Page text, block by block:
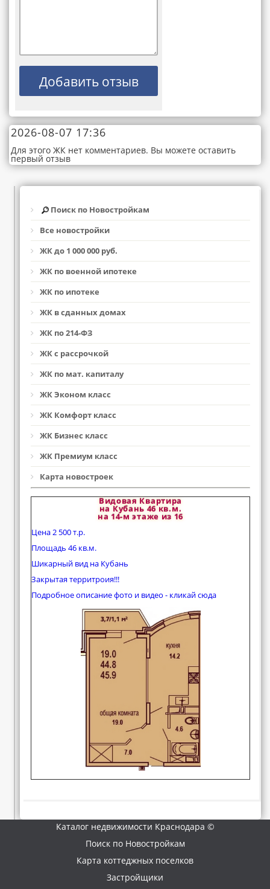
2026-08-07 17:36
Для этого ЖК нет комментариев. Вы можете оставить
первый отзыв
Поиск по Новостройкам
Все новостройки
ЖК до 1 000 000 руб.
ЖК по военной ипотеке
ЖК по ипотеке
ЖК в сданных домах
ЖК по 214-ФЗ
ЖК с рассрочкой
ЖК по мат. капиталу
ЖК Эконом класс
ЖК Комфорт класс
ЖК Бизнес класс
ЖК Премиум класс
Карта новостроек
Видовая Квартира
на Кубань 46 кв.м.
на 14-м этаже из 16
Цена 2 500 т.р.
Площадь 46 кв.м.
Шикарный вид на Кубань
Закрытая территроия!!!
Подробное описание фото и видео - кликай сюда
Каталог недвижимости Краснодара ©
Поиск по Новостройкам
Карта коттеджных поселков
Застройщики